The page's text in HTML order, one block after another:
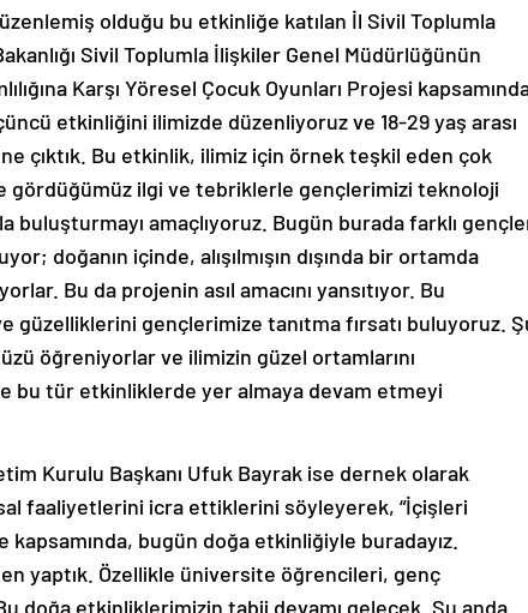
olduğu bu etkinliğe katılan İl Sivil Toplumla
Sivil Toplumla İlişkiler Genel Müdürlüğünün
Karşı Yöresel Çocuk Oyunları Projesi
etkinliğini ilimizde düzenliyoruz ve 18-29 yaş arası
çıktık. Bu etkinlik, ilimiz için örnek teşkil eden çok
gördüğümüz ilgi ve tebriklerle gençlerimizi teknoloji
buluşturmayı amaçlıyoruz. Bugün burada farklı
doğanın içinde, alışılmışın dışında bir ortamda
Bu da projenin asıl amacını yansıtıyor. Bu
güzelliklerini gençlerimize tanıtma fırsatı buluyoruz.
öğreniyorlar ve ilimizin güzel ortamlarını
bu tür etkinliklerde yer almaya devam etmeyi
Kurulu Başkanı Ufuk Bayrak ise dernek olarak
faaliyetlerini icra ettiklerini söyleyerek, “İçişleri
kapsamında, bugün doğa etkinliğiyle buradayız.
yaptık. Özellikle üniversite öğrencileri, genç
Bu doğa etkinliklerimizin tabii devamı gelecek. Şu anda